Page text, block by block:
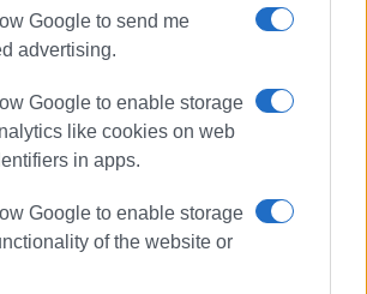
Google to send me
advertising.
Google to enable storage
like cookies on web
in apps.
Google to enable storage
of the website or
Εκδόσεις Ενημέρωση από το
υψηλής ευθύνης. Ειδικεύεται στις
το ελεύθερο και το
ρεπορτάζ.
enimerosi στοFacebook